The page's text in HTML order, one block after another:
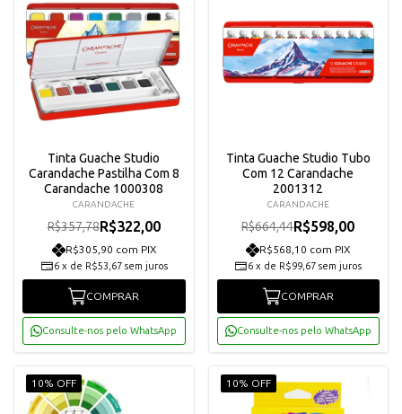
Tinta Guache Studio
Carandache Pastilha Com 8
Carandache 1000308
CARANDACHE
R$357,78R$322,00
R$305,90 com PIX
6 x de R$53,67 sem juros
COMPRAR
Consulte-nos pelo WhatsApp
Tinta Guache Studio Tubo
Com 12 Carandache
2001312
CARANDACHE
R$664,44R$598,00
R$568,10 com PIX
6 x de R$99,67 sem juros
COMPRAR
Consulte-nos pelo WhatsApp
10% OFF 10% OFF